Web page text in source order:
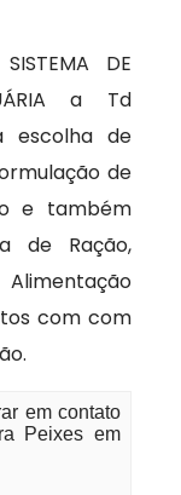
DE
a Td
escolha de
de
e também
de Ração,
com com
em contato
Peixes em